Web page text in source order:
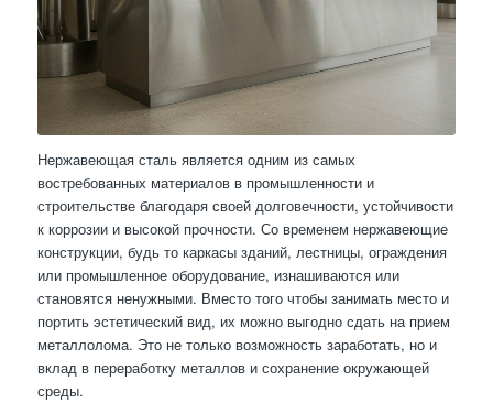
Нержавеющая сталь является одним из самых
востребованных материалов в промышленности и
строительстве благодаря своей долговечности, устойчивости
к коррозии и высокой прочности. Со временем нержавеющие
конструкции, будь то каркасы зданий, лестницы, ограждения
или промышленное оборудование, изнашиваются или
становятся ненужными. Вместо того чтобы занимать место и
портить эстетический вид, их можно выгодно сдать на прием
металлолома. Это не только возможность заработать, но и
вклад в переработку металлов и сохранение окружающей
среды.